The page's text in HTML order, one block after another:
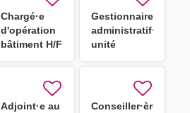
Chargé·e
d'opération
bâtiment H/F
Gestionnaire
administratif·ve
unité
Adjoint·e au
Conseiller·ère